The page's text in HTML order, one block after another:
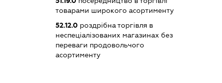
товарами широкого асортименту
52.12.0роздрібна торгівля в
неспеціалізованих магазинах без
переваги продовольчого
асортименту